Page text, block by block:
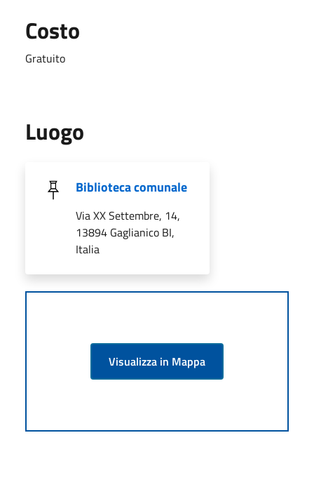
Costo
Gratuito
Luogo
Biblioteca comunale
Via XX Settembre, 14,
13894 Gaglianico BI,
Italia
Visualizza in Mappa